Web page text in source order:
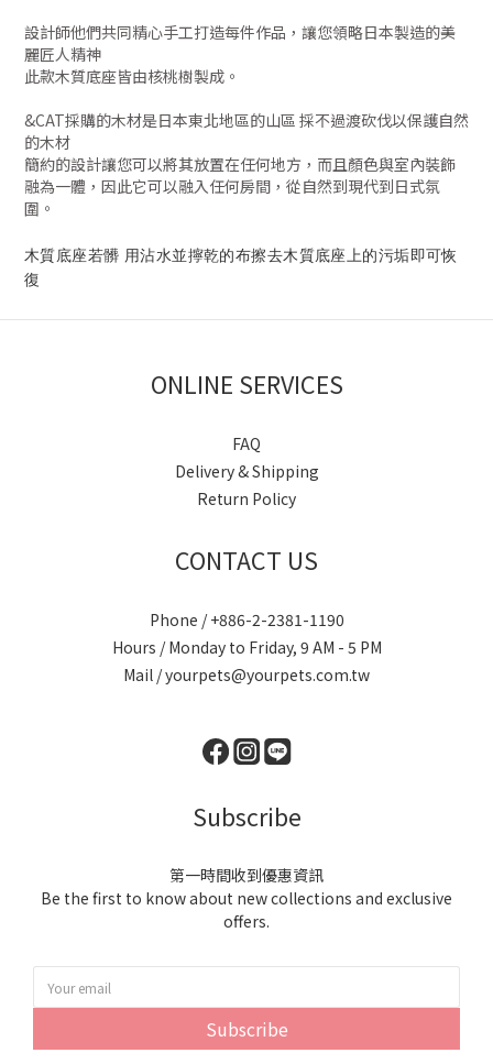
設計師他們共同精心手工打造每件作品，讓您領略日本製造的美
麗匠人精神
此款木質底座皆由核桃樹製成。
&CAT採購的木材是日本東北地區的山區 採不過渡砍伐以保護自然
的木材
簡約的設計讓您可以將其放置在任何地方，而且顏色與室內裝飾
融為一體，因此它可以融入任何房間，從自然到現代到日式氛
圍。
木質底座若髒 用沾水並擰乾的布擦去木質底座上的污垢即可恢
復
ONLINE SERVICES
FAQ
Delivery & Shipping
Return Policy
CONTACT US
Phone / +886-2-2381-1190
Hours / Monday to Friday, 9 AM - 5 PM
Mail / yourpets@yourpets.com.tw
Subscribe
第一時間收到優惠資訊
Be the first to know about new collections and exclusive
offers.
Subscribe